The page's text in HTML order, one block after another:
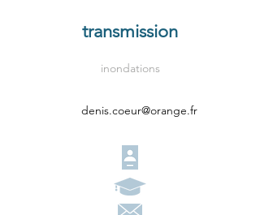
transmission
inondations
denis.coeur@orange.fr